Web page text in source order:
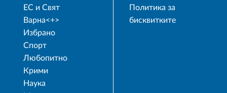
ЕС и Свят
Варна<+>
Избрано
Спорт
Любопитно
Крими
Наука
Политика за
бисквитките